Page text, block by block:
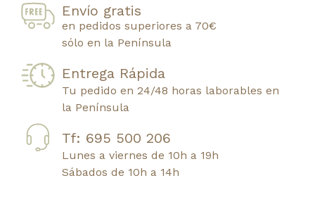
Envío gratis
en pedidos superiores a 70€
sólo en la Península
Entrega Rápida
Tu pedido en 24/48 horas laborables en
la Península
Tf: 695 500 206
Lunes a viernes de 10h a 19h
Sábados de 10h a 14h